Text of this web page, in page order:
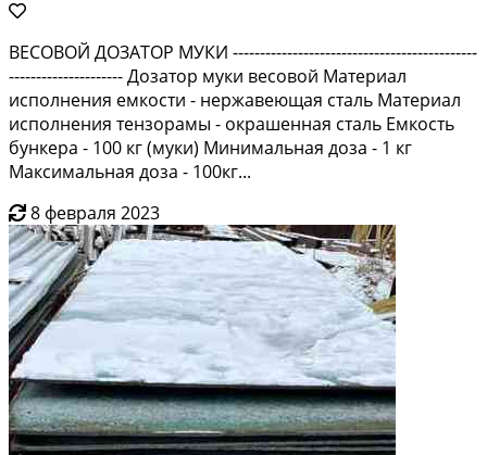
ВЕСОВОЙ ДОЗАТОР МУКИ ---------------------------------------------
--------------------- Дозатор муки весовой Материал
исполнения емкости - нержавеющая сталь Материал
исполнения тензорамы - окрашенная сталь Емкость
бункера - 100 кг (муки) Минимальная доза - 1 кг
Максимальная доза - 100кг...
8 февраля 2023